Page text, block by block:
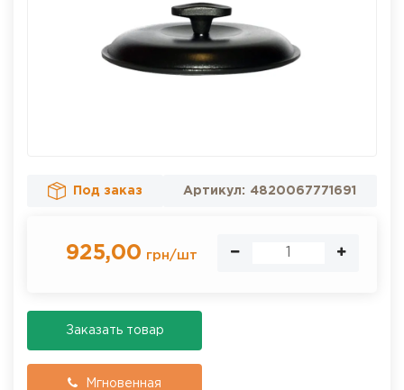
Под заказ Артикул: 4820067771691
925,00 грн/шт
Заказать товар
Мгновенная